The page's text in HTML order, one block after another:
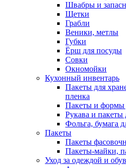
Швабры и
Щетки
Грабли
Веники, метлы
Губки
Ёрш для посуды
Совки
Окномойки
Кухонный инвентарь
Пакеты для
пленка
Пакеты и формы
Рукава и пакеты
Фольга, бумага
Пакеты
Пакеты
Пакеты-майки,
Уход за одеждой и